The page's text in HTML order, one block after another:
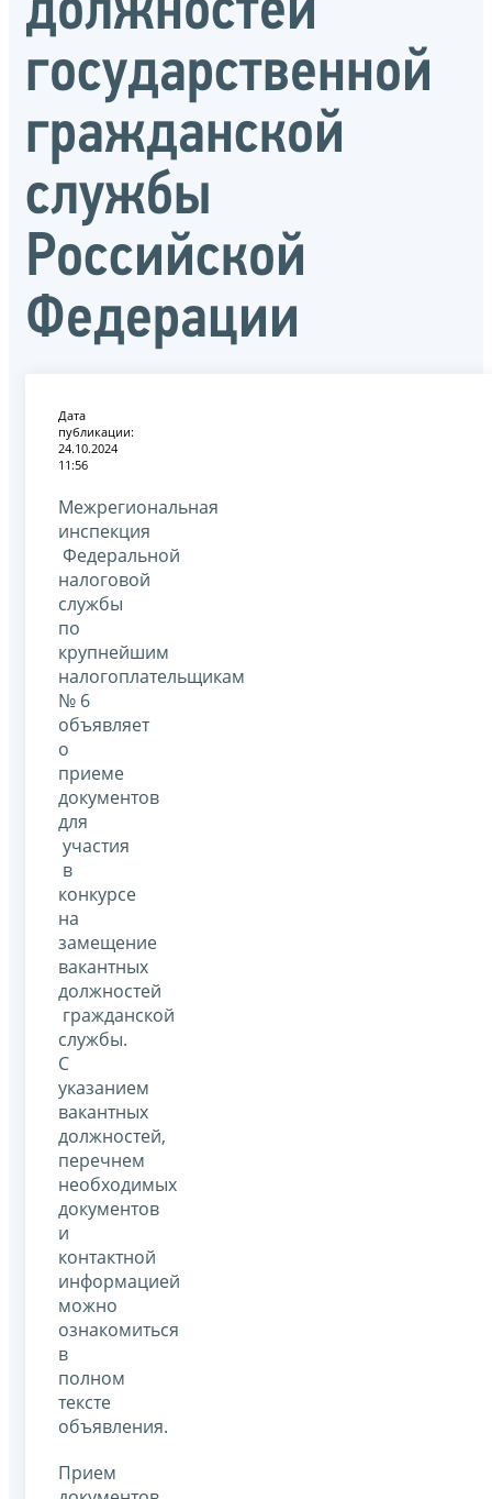
должностей
государственной
гражданской
службы
Российской
Федерации
Дата
публикации:
24.10.2024
11:56
Межрегиональная
инспекция
Федеральной
налоговой
службы
по
крупнейшим
налогоплательщикам
№ 6
объявляет
о
приеме
документов
для
участия
в
конкурсе
на
замещение
вакантных
должностей
гражданской
службы.
С
указанием
вакантных
должностей,
перечнем
необходимых
документов
и
контактной
информацией
можно
ознакомиться
в
полном
тексте
объявления.
Прием